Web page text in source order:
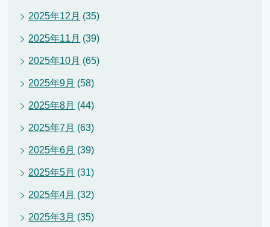
2025年12月 (35)
2025年11月 (39)
2025年10月 (65)
2025年9月 (58)
2025年8月 (44)
2025年7月 (63)
2025年6月 (39)
2025年5月 (31)
2025年4月 (32)
2025年3月 (35)